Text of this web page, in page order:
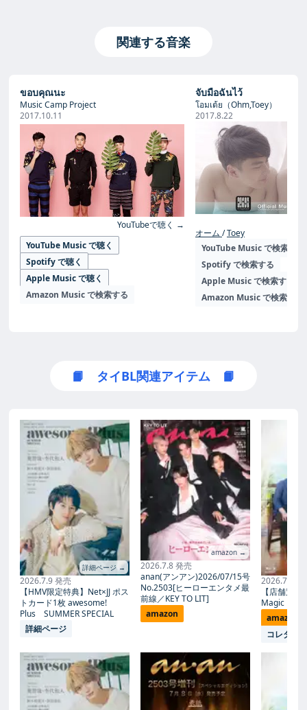
関連する音楽
ขอบคุณนะ
Music Camp Project
2017.10.11
YouTubeで聴く →
YouTube Music で聴く
Spotify で聴く
Apple Music で聴く
Amazon Music で検索する
จับมือฉันไว้
โอมเต้ย（Ohm,Toey）
2017.8.22
オーム
Toey
YouTube Music で検索する
Spotify で検索する
Apple Music で検索する
Amazon Music で検索する
📙 タイBL関連アイテム 📙
詳細ページ →
2026.7.9 発売
【HMV限定特典】Net×JJ ポス
トカード1枚 awesome!
Plus SUMMER SPECIAL
詳細ページ
amazon →
2026.7.8 発売
anan(アンアン)2026/07/15号
No.2503[ヒーローエンタメ最
前線／KEY TO LIT]
amazon
2026.7.27
【店舗別
Magic
amazon
コレタメ